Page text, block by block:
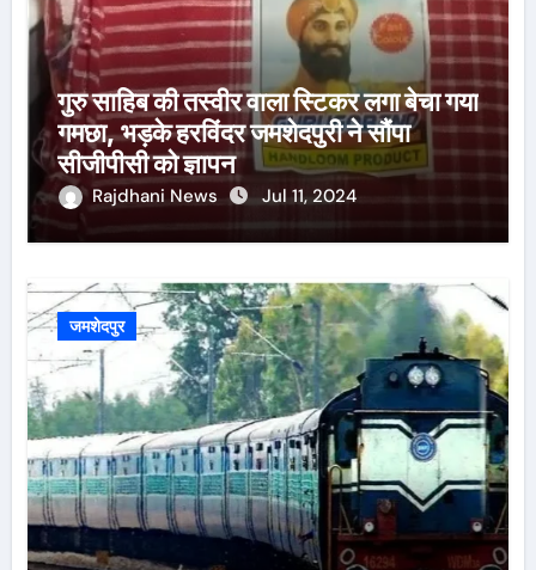
गुरु साहिब की तस्वीर वाला स्टिकर लगा बेचा गया
गमछा, भड़के हरविंदर जमशेदपुरी ने सौंपा
सीजीपीसी को ज्ञापन
Rajdhani News Jul 11, 2024
जमशेदपुर